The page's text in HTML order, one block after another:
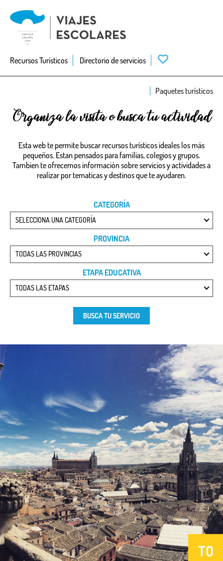
main
navigation
Recursos Turísticos Directorio de servicios
Paquetes turísticos
Organiza la visita o busca tu actividad
Esta web te permite buscar recursos turísticos ideales los más
pequeños. Estan pensados para familias, colegios y grupos.
Tambien te ofrecemos información sobre servicios y actividades a
realizar por tematicas y destinos que te ayudaren.
CATEGORÍA
SELECCIONA UNA CATEGORÍA
PROVINCIA
TODAS LAS PROVINCIAS
ETAPA EDUCATIVA
TODAS LAS ETAPAS
BUSCA TU SERVICIO
TO